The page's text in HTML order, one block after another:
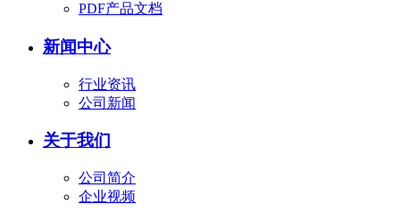
PDF产品文档
新闻中心
行业资讯
公司新闻
关于我们
公司简介
企业视频